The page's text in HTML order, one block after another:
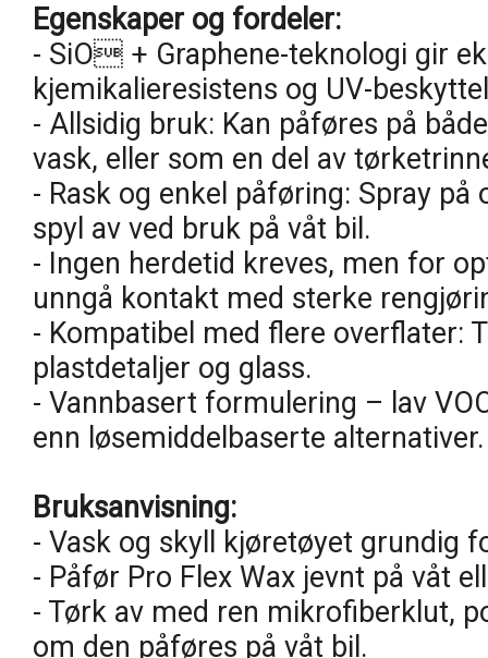
Egenskaper og fordeler:
- SiO + Graphene-teknologi gir
kjemikalieresistens og UV-
- Allsidig bruk: Kan påføres på
vask, eller som en del av
- Rask og enkel påføring: Spray
spyl av ved bruk på våt bil.
- Ingen herdetid kreves, men for
unngå kontakt med sterke
- Kompatibel med flere overflater:
plastdetaljer og glass.
- Vannbasert formulering – lav
enn løsemiddelbaserte alternativer.
Bruksanvisning:
- Vask og skyll kjøretøyet grundig
- Påfør Pro Flex Wax jevnt på våt
- Tørk av med ren mikrofiberklut,
om den påføres på våt bil.